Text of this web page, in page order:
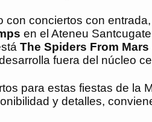
con conciertos con
en el Ateneu
The Spiders From
fuera del núcleo
para estas fiestas de la
y detalles,